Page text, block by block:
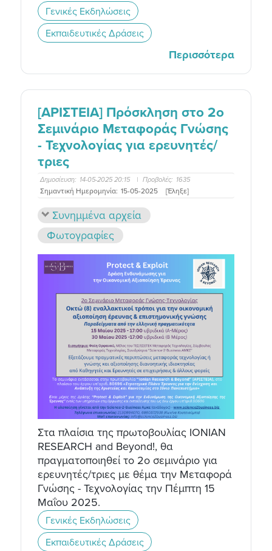
Γενικές Εκδηλώσεις
Εκπαιδευτικές Δράσεις
Περισσότερα
[ΑΡΙΣΤΕΙΑ] Πρόσκληση στο 2o
Σεμινάριο Μεταφοράς Γνώσης
- Τεχνολογίας για ερευνητές/
τριες
Δημοσίευση: 14-05-2025 20:15 | Προβολές: 1635
Σημαντική Ημερομηνία: 15-05-2025 [Έληξε]
Συνημμένα αρχεία
Φωτογραφίες
Στα πλαίσια της πρωτοβουλίας IONIAN
RESEARCH and Beyond!, θα
πραγματοποιηθεί το 2ο σεμινάριο για
ερευνητές/τριες με θέμα την Μεταφορά
Γνώσης - Τεχνολογίας την Πέμπτη 15
Μαΐου 2025.
Γενικές Εκδηλώσεις
Εκπαιδευτικές Δράσεις